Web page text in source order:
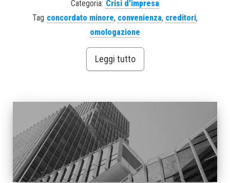
Categoria: Crisi d'impresa
Tag concordato minore, convenienza, creditori,
omologazione
Leggi tutto